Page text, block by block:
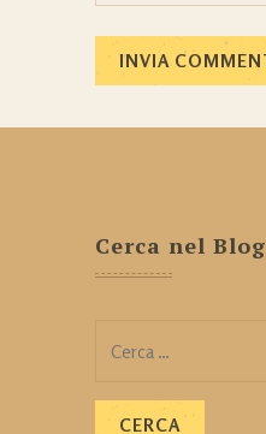
Cerca nel Blog